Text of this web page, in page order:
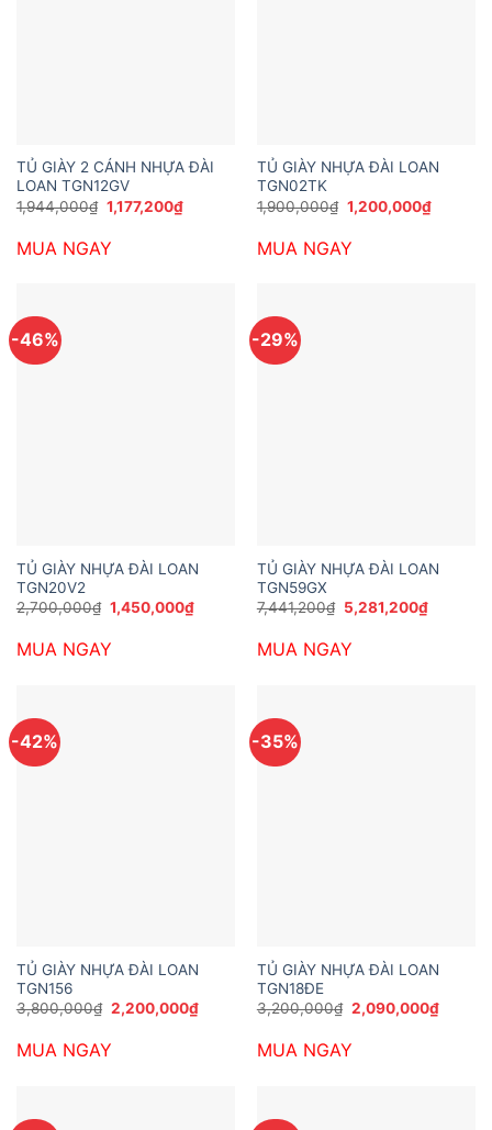
TỦ GIÀY 2 CÁNH NHỰA ĐÀI
LOAN TGN12GV
1,944,000₫ Giá
gốc
1,944,000₫.
1,177,200₫Giá
hiện
MUA NGAY
TỦ GIÀY NHỰA ĐÀI LOAN
TGN02TK
1,900,000₫ Giá
gốc
1,900,000₫.
1,200,000₫Giá
hiện
MUA NGAY
-46%
TỦ GIÀY NHỰA ĐÀI LOAN
TGN20V2
2,700,000₫ Giá
gốc
2,700,000₫.
1,450,000₫Giá
hiện
MUA NGAY
-29%
TỦ GIÀY NHỰA ĐÀI LOAN
TGN59GX
7,441,200₫ Giá
gốc
7,441,200₫.
5,281,200₫Giá
hiện
MUA NGAY
-42%
TỦ GIÀY NHỰA ĐÀI LOAN
TGN156
3,800,000₫ Giá
gốc
3,800,000₫.
2,200,000₫Giá
hiện
MUA NGAY
-35%
TỦ GIÀY NHỰA ĐÀI LOAN
TGN18ĐE
3,200,000₫ Giá
gốc
3,200,000₫.
2,090,000₫Giá
hiện
MUA NGAY